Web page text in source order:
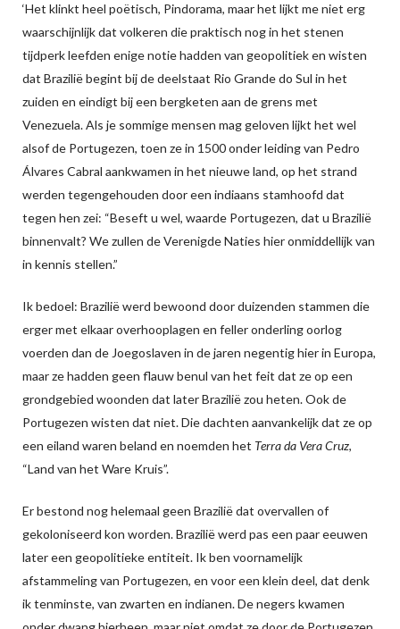
‘Het klinkt heel poëtisch, Pindorama, maar het lijkt me niet erg
waarschijnlijk dat volkeren die praktisch nog in het stenen
tijdperk leefden enige notie hadden van geopolitiek en wisten
dat Brazilië begint bij de deelstaat Rio Grande do Sul in het
zuiden en eindigt bij een bergketen aan de grens met
Venezuela. Als je sommige mensen mag geloven lijkt het wel
alsof de Portugezen, toen ze in 1500 onder leiding van Pedro
Álvares Cabral aankwamen in het nieuwe land, op het strand
werden tegengehouden door een indiaans stamhoofd dat
tegen hen zei: “Beseft u wel, waarde Portugezen, dat u Brazilië
binnenvalt? We zullen de Verenigde Naties hier onmiddellijk van
in kennis stellen.”
Ik bedoel: Brazilië werd bewoond door duizenden stammen die
erger met elkaar overhooplagen en feller onderling oorlog
voerden dan de Joegoslaven in de jaren negentig hier in Europa,
maar ze hadden geen flauw benul van het feit dat ze op een
grondgebied woonden dat later Brazilië zou heten. Ook de
Portugezen wisten dat niet. Die dachten aanvankelijk dat ze op
een eiland waren beland en noemden het Terra da Vera Cruz,
“Land van het Ware Kruis”.
Er bestond nog helemaal geen Brazilië dat overvallen of
gekoloniseerd kon worden. Brazilië werd pas een paar eeuwen
later een geopolitieke entiteit. Ik ben voornamelijk
afstammeling van Portugezen, en voor een klein deel, dat denk
ik tenminste, van zwarten en indianen. De negers kwamen